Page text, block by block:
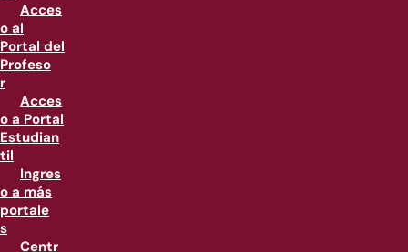
Acces
o al
Portal del
Profeso
r
Acces
o a Portal
Estudian
til
Ingres
o a más
portale
s
Centr